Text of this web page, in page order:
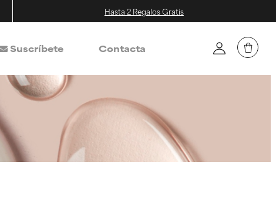
Hasta 2 Regalos Gratis
Suscríbete Contacta